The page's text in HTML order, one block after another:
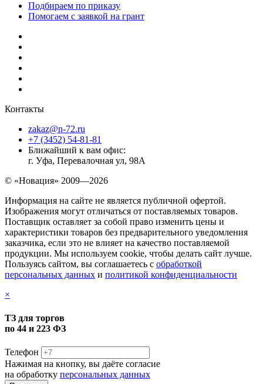
Подбираем по приказу
Помогаем с заявкой на грант
Контакты
zakaz@n-72.ru
+7 (3452) 54-81-81
Ближайший к вам офис:
г. Уфа, Перевалочная ул, 98А
© «Новация» 2009—2026
Информация на сайте не является публичной офертой.
Изображения могут отличаться от поставляемых товаров.
Поставщик оставляет за собой право изменить цены и
характеристики товаров без предварительного уведомления
заказчика, если это не влияет на качество поставляемой
продукции. Мы используем cookie, чтобы делать сайт лучше.
Пользуясь сайтом, вы соглашаетесь с обработкой
персональных данных и политикой конфиденциальности
×
ТЗ для торгов
по 44 и 223 ФЗ
Телефон
Нажимая на кнопку, вы даёте согласие
на обработку персональных данных